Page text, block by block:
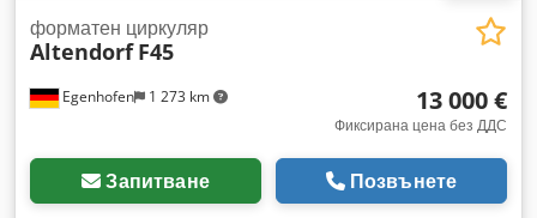
Egenhofen 1 273 km
форматен циркуляр
Altendorf F45
13 000 €
Фиксирана цена без ДДС
Запитване Позвънете